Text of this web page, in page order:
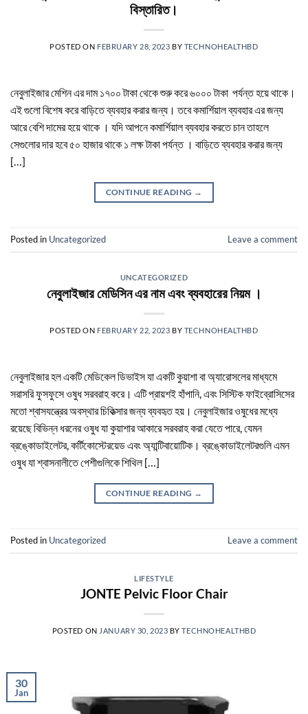
বিস্তারিত।
POSTED ON FEBRUARY 28, 2023 BY TECHNOHEALTHBD
নেবুলাইজার মেশিন এর দাম ১৭০০ টাকা থেকে শুরু করে ৬০০০ টাকা পর্যন্ত হয়ে থাকে।
এই গুলো বিশেষ করে বাড়িতে ব্যবহার করার জন্য। তবে কমার্শিয়াল ব্যবহার এর জন্য
আরে বেশি দামের হয়ে থাকে । যদি আপনে কমার্শিয়াল ব্যবহার করতে চান তাহলে
সেগুলোর দার হবে ৫০ হাজার থাকে ১ লক্ষ টাকা পর্যন্ত । বাড়িতে ব্যবহার করার জন্য
[…]
CONTINUE READING →
Posted in Uncategorized Leave a comment
UNCATEGORIZED
নেবুলাইজার মেডিসিন এর নাম এবং ব্যবহারের নিয়ম ।
POSTED ON FEBRUARY 22, 2023 BY TECHNOHEALTHBD
নেবুলাইজার হল একটি মেডিকেল ডিভাইস যা একটি কুয়াশা বা অ্যারোসলের মাধ্যমে
সরাসরি ফুসফুসে ওষুধ সরবরাহ করে। এটি প্রায়শই হাঁপানি, এবং সিস্টিক ফাইব্রোসিসের
মতো শ্বাসযন্ত্রের অবস্থার চিকিত্সার জন্য ব্যবহৃত হয়। নেবুলাইজার ওষুধের মধ্যে
রয়েছে বিভিন্ন ধরনের ওষুধ যা কুয়াশার আকারে সরবরাহ করা যেতে পারে, যেমন
ব্রঙ্কোডাইলেটর, কর্টিকোস্টেরয়েড এবং অ্যান্টিবায়োটিক। ব্রঙ্কোডাইলেটরগুলি এমন
ওষুধ যা শ্বাসনালীতে পেশীগুলিকে শিথিল […]
CONTINUE READING →
Posted in Uncategorized Leave a comment
LIFESTYLE
JONTE Pelvic Floor Chair
POSTED ON JANUARY 30, 2023 BYTECHNOHEALTHBD
30
Jan